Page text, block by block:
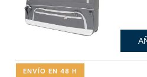
ENVÍO EN 48 H